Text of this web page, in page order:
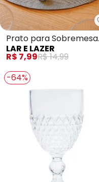
Prato para Sobremesa
(Lunar) 1 Peça
LAR E LAZER
R$ 7,99R$ 14,99
-64%